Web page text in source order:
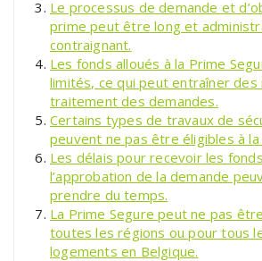
Le processus de demande et
prime peut être long et
contraignant.
Les fonds alloués à la Prime
limités, ce qui peut entraîner
traitement des demandes.
Certains types de travaux de
peuvent ne pas être éligibles à la
Les délais pour recevoir les
l’approbation de la demande
prendre du temps.
La Prime Segure peut ne pas
toutes les régions ou pour tous
logements en Belgique.